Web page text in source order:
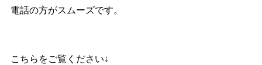
電話の方がスムーズです。
こちらをご覧ください↓